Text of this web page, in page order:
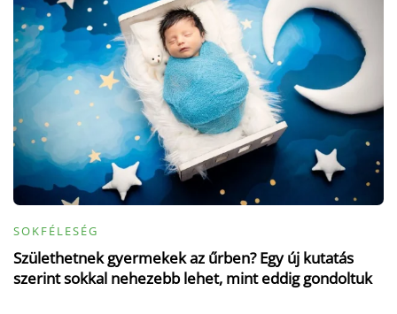
SOKFÉLESÉG
Születhetnek gyermekek az űrben? Egy új kutatás
szerint sokkal nehezebb lehet, mint eddig gondoltuk